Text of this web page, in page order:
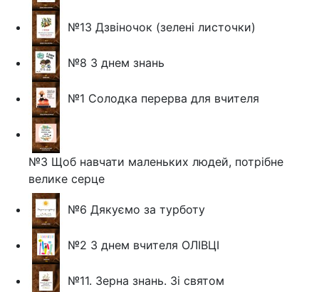
№13 Дзвіночок (зелені листочки)
№8 З днем знань
№1 Солодка перерва для вчителя
№3 Щоб навчати маленьких людей, потрібне
велике серце
№6 Дякуємо за турботу
№2 З днем вчителя ОЛІВЦІ
№11. Зерна знань. Зі святом